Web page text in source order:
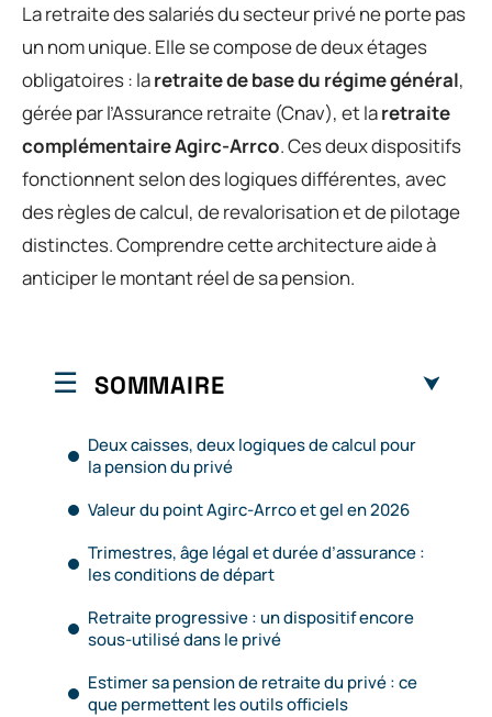
La retraite des salariés du secteur privé ne porte pas
un nom unique. Elle se compose de deux étages
obligatoires : laretraite de base du régime général,
gérée par l’Assurance retraite (Cnav), et laretraite
complémentaire Agirc-Arrco. Ces deux dispositifs
fonctionnent selon des logiques différentes, avec
des règles de calcul, de revalorisation et de pilotage
distinctes. Comprendre cette architecture aide à
anticiper le montant réel de sa pension.
SOMMAIRE
Deux caisses, deux logiques de calcul pour
la pension du privé
Valeur du point Agirc-Arrco et gel en 2026
Trimestres, âge légal et durée d’assurance :
les conditions de départ
Retraite progressive : un dispositif encore
sous-utilisé dans le privé
Estimer sa pension de retraite du privé : ce
que permettent les outils officiels